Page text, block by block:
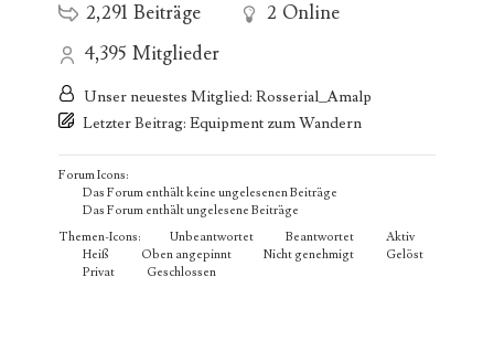
2,291 Beiträge 2 Online
4,395 Mitglieder
Unser neuestes Mitglied: Rosserial_Amalp
Letzter Beitrag: Equipment zum Wandern
Forum Icons:
Das Forum enthält keine ungelesenen Beiträge
Das Forum enthält ungelesene Beiträge
Themen-Icons:
Unbeantwortet Beantwortet
Aktiv
Heiß
Oben angepinnt Nicht genehmigt
Gelöst
Privat
Geschlossen